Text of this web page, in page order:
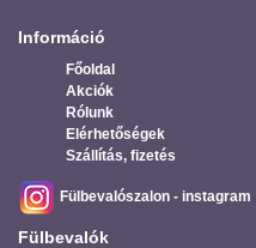
Információ
Főoldal
Akciók
Rólunk
Elérhetőségek
Szállítás, fizetés
Fülbevalószalon - instagram
Fülbevalók